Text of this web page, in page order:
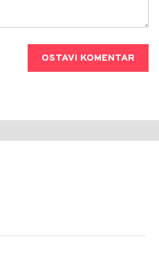
OSTAVI KOMENTAR